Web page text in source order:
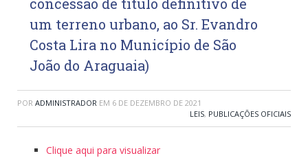
um terreno urbano, ao Sr. Evandro
Costa Lira no Município de São
João do Araguaia)
POR ADMINISTRADOR EM 6 DE DEZEMBRO DE 2021
LEIS, PUBLICAÇÕES OFICIAIS
Clique aqui para visualizar